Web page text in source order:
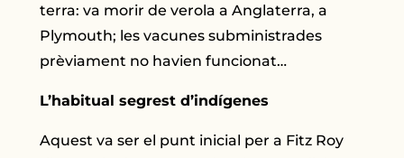
terra: va morir de verola a Anglaterra, a
Plymouth; les vacunes subministrades
prèviament no havien funcionat…
L’habitual segrest d’indígenes
Aquest va ser el punt inicial per a Fitz Roy